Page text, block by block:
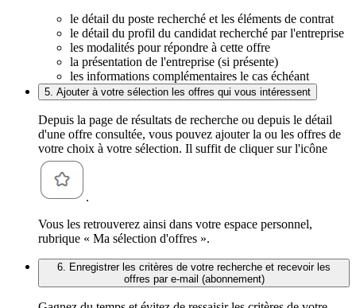
le détail du poste recherché et les éléments de contrat
le détail du profil du candidat recherché par l'entreprise
les modalités pour répondre à cette offre
la présentation de l'entreprise (si présente)
les informations complémentaires le cas échéant
5. Ajouter à votre sélection les offres qui vous intéressent
Depuis la page de résultats de recherche ou depuis le détail
d'une offre consultée, vous pouvez ajouter la ou les offres de
votre choix à votre sélection. Il suffit de cliquer sur l'icône
.
Vous les retrouverez ainsi dans votre espace personnel,
rubrique « Ma sélection d'offres ».
6. Enregistrer les critères de votre recherche et recevoir les
offres par e-mail (abonnement)